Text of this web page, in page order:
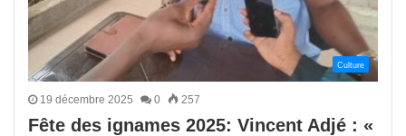
Culture
19 décembre 2025 0 257
Fête des ignames 2025: Vincent Adjé : «